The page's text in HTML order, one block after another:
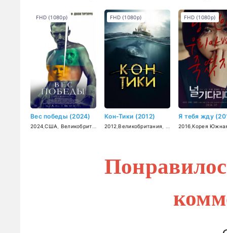
Вес победы (2024)
2024 ,США Великобритания
FHD (1080p)
Кон-Тики (2012)
2012 ,Великобритания Германия ,Дания,
FHD (1080p)
Я тебя жду
2016 ,Корея
FHD (1080p)